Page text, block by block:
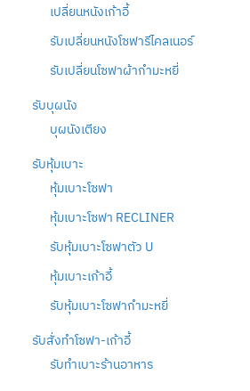
เปลี่ยนหนังเก้าอี้
รับเปลี่ยนหนังโซฟารีไคลเนอร์
รับเปลี่ยนโซฟาผ้ากำมะหยี่
รับบุผนัง
บุผนังเตียง
รับหุ้มเบาะ
หุ้มเบาะโซฟา
หุ้มเบาะโซฟา RECLINER
รับหุ้มเบาะโซฟาตัว U
หุ้มเบาะเก้าอี้
รับหุ้มเบาะโซฟากำมะหยี่
รับสั่งทำโซฟา-เก้าอี้
รับทำเบาะร้านอาหาร